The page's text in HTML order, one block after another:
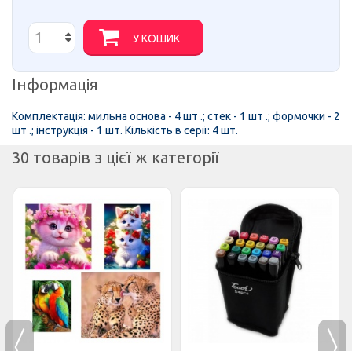
У КОШИК
Інформація
Комплектація: мильна основа - 4 шт .; стек - 1 шт .; формочки - 2
шт .; інструкція - 1 шт. Кількість в серії: 4 шт.
30 товарів з цієї ж категорії